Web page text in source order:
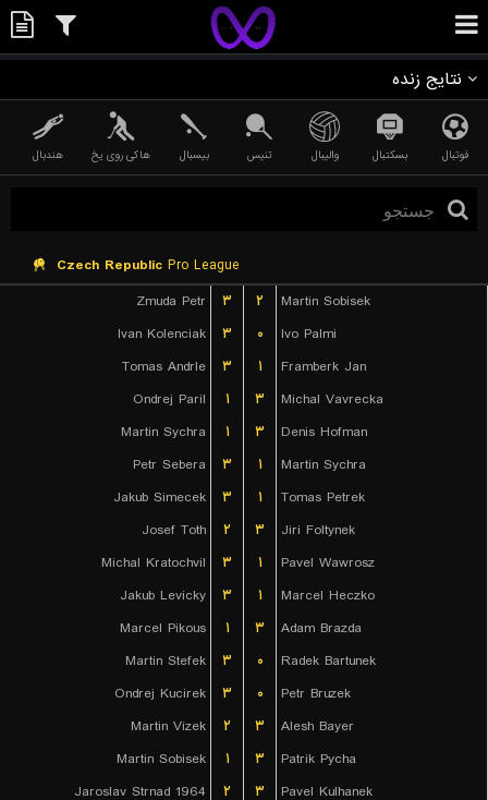
نتایج زنده
فوتبال بسکتبال والیبال تنیس بیسبال هاکی روی یخ هندبال
Czech Republic Pro League
Zmuda Petr
۳ ۲
Martin Sobisek
Ivan Kolenciak
۳ ۰
Ivo Palmi
Tomas Andrle
۳ ۱
Framberk Jan
Ondrej Paril
۱ ۳
Michal Vavrecka
Martin Sychra
۱ ۳
Denis Hofman
Petr Sebera
۳ ۱
Martin Sychra
Jakub Simecek
۳ ۱
Tomas Petrek
Josef Toth
۲ ۳
Jiri Foltynek
Michal Kratochvil
۳ ۱
Pavel Wawrosz
Jakub Levicky
۳ ۱
Marcel Heczko
Marcel Pikous
۱ ۳
Adam Brazda
Martin Stefek
۳ ۰
Radek Bartunek
Ondrej Kucirek
۳ ۰
Petr Bruzek
Martin Vizek
۲ ۳
Alesh Bayer
Martin Sobisek
۱ ۳
Patrik Pycha
Jaroslav Strnad 1964
۲ ۳
Pavel Kulhanek